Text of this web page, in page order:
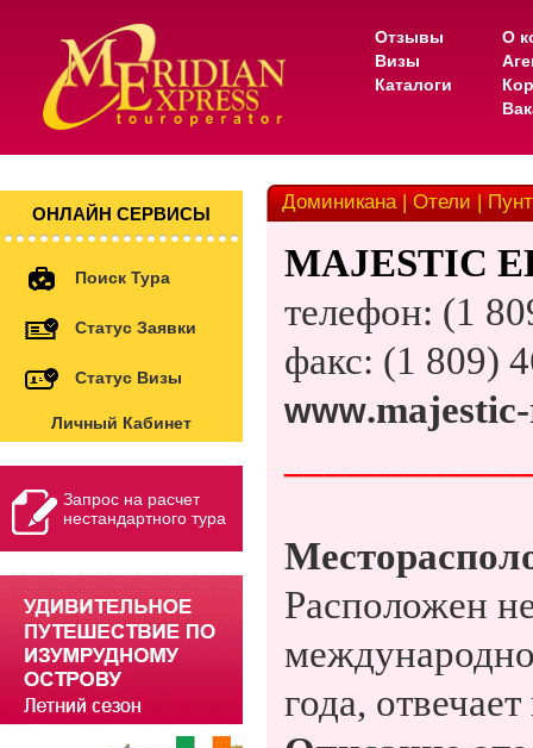
Отзывы
Визы
Каталоги
О
ОНЛАЙН СЕРВИСЫ
Поиск Тура
Статус Заявки
Статус Визы
Личный Кабинет
Запрос на расчет
нестандартного тура
Доминикана | Отели |
MAJESTIC
телефон: (1
факс: (1 809)
www.majestic-
Расположен
года,